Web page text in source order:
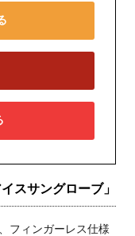
スサングローブ」
フィンガーレス仕様